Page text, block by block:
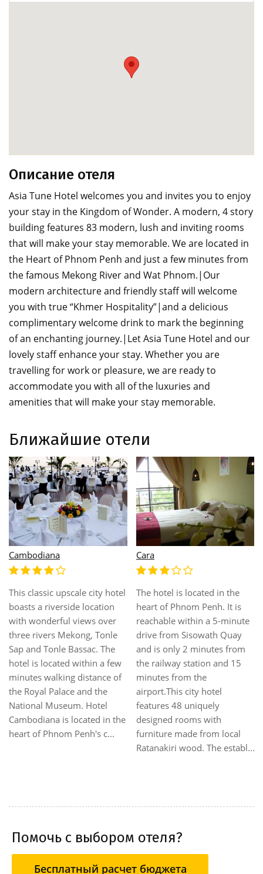
Описание отеля
Asia Tune Hotel welcomes you and invites you to enjoy
your stay in the Kingdom of Wonder. A modern, 4 story
building features 83 modern, lush and inviting rooms
that will make your stay memorable. We are located in
the Heart of Phnom Penh and just a few minutes from
the famous Mekong River and Wat Phnom.|Our
modern architecture and friendly staff will welcome
you with true “Khmer Hospitality”|and a delicious
complimentary welcome drink to mark the beginning
of an enchanting journey.|Let Asia Tune Hotel and our
lovely staff enhance your stay. Whether you are
travelling for work or pleasure, we are ready to
accommodate you with all of the luxuries and
amenities that will make your stay memorable.
Ближайшие отели
Cardamom Hotel &
This charming and family-
friendly hotel is located in
the heart of the vibrant and
most touristic area of the city
on street no. 174 with the
best possible views of the
city and river. Phnom Penh
International Airport is some
10 km from the hotel and
Channsoda Hotel
From the hotel, guests can
enjoy easy access to all that
the lively city has to offer.
This modern hotel is in the
vicinity of popular city
attractions such as Wat
Ounalom, National Museum,
Samdech Sothearos. The
facilities and services
provided by the hotel ensure
a pleasant stay for guests.
Помочь с выбором отеля?
Бесплатный расчет бюджета